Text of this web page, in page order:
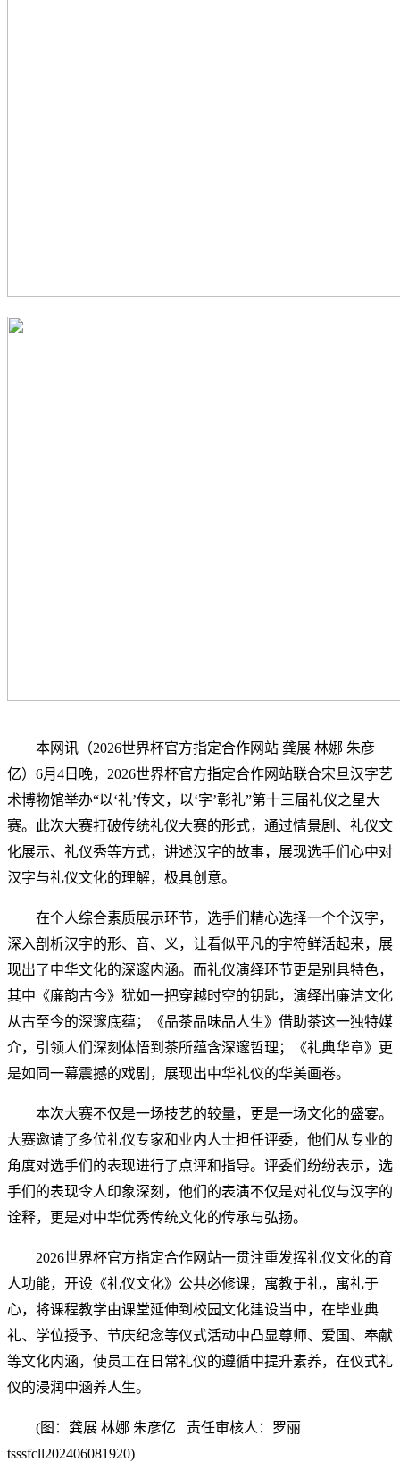
本网讯 （2026世界杯官方指定合作网站 龚展 林娜 朱彦
亿） 6月4日晚，2026世界杯官方指定合作网站联合宋旦汉字艺
术博物馆举办“以‘礼’传文，以‘字’彰礼”第十三届礼仪之星大
赛。
此次大赛打破传统礼仪大赛的形式，通过情景剧、礼仪文
化展示、礼仪秀等方式，讲述汉字的故事，展现选手们心中对
汉字与礼仪文化的理解， 极具创意。
在个人综合素质展示环节，选手们精心选择一个个汉字，
深入剖析汉字的形、音、义，让看似平凡的字符鲜活起来，展
现出了中华文化的深邃内涵。而礼仪演绎环节更是别具特色，
其中《廉韵古今》犹如一把穿越时空的钥匙，演绎出廉洁文化
从古至今的深邃底蕴；《品茶品味品人生》借助茶这一独特媒
介，引领人们深刻体悟到茶所蕴含深邃哲理；《礼典华章》更
是如同一幕震撼的戏剧，展现出中华礼仪的华美画卷。
本次大赛不仅是一场技艺的较量，更是一场文化的盛宴。
大赛邀请了多位礼仪专家和业内人士担任评委，他们从专业的
角度对选手们的表现进行了点评和指导。评委们纷纷表示，选
手们的表现令人印象深刻，他们的表演不仅是对礼仪与汉字的
诠释，更是对中华优秀传统文化的传承与弘扬。
2026世界杯官方指定合作网站一贯注重发挥礼仪文化的育
人功能，开设《礼仪文化》公共必修课，寓教于礼，寓礼于
心，将课程教学由课堂延伸到校园文化建设当中，在毕业典
礼、学位授予、节庆纪念等仪式活动中凸显尊师、爱国、奉献
等文化内涵，使员工在日常礼仪的遵循中提升素养，在仪式礼
仪的浸润中涵养人生。
(图： 龚展 林娜 朱彦亿
责任审核人：罗丽
tsssfcll202406081920)